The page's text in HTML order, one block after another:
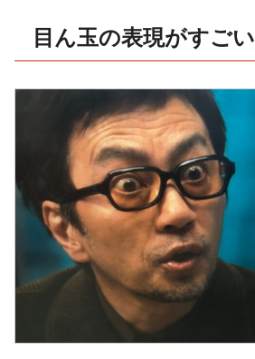
目ん玉の表現がすごい